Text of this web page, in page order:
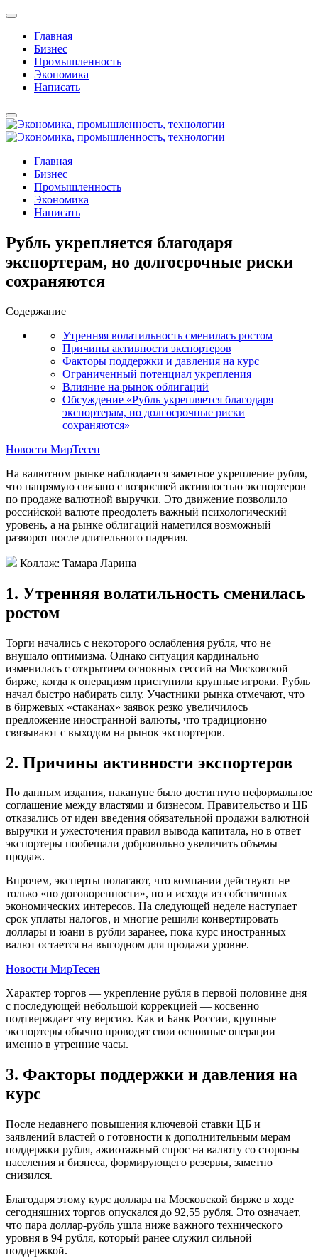
Главная
Бизнес
Промышленность
Экономика
Написать
Главная
Бизнес
Промышленность
Экономика
Написать
Рубль укрепляется благодаря
экспортерам, но долгосрочные риски
сохраняются
Содержание
Утренняя волатильность сменилась ростом
Причины активности экспортеров
Факторы поддержки и давления на курс
Ограниченный потенциал укрепления
Влияние на рынок облигаций
Обсуждение «Рубль укрепляется благодаря
экспортерам, но долгосрочные риски
сохраняются»
Новости МирТесен
На валютном рынке наблюдается заметное укрепление рубля,
что напрямую связано с возросшей активностью экспортеров
по продаже валютной выручки. Это движение позволило
российской валюте преодолеть важный психологический
уровень, а на рынке облигаций наметился возможный
разворот после длительного падения.
Коллаж: Тамара Ларина
1. Утренняя волатильность сменилась
ростом
Торги начались с некоторого ослабления рубля, что не
внушало оптимизма. Однако ситуация кардинально
изменилась с открытием основных сессий на Московской
бирже, когда к операциям приступили крупные игроки. Рубль
начал быстро набирать силу. Участники рынка отмечают, что
в биржевых «стаканах» заявок резко увеличилось
предложение иностранной валюты, что традиционно
связывают с выходом на рынок экспортеров.
2. Причины активности экспортеров
По данным издания, накануне было достигнуто неформальное
соглашение между властями и бизнесом. Правительство и ЦБ
отказались от идеи введения обязательной продажи валютной
выручки и ужесточения правил вывода капитала, но в ответ
экспортеры пообещали добровольно увеличить объемы
продаж.
Впрочем, эксперты полагают, что компании действуют не
только «по договоренности», но и исходя из собственных
экономических интересов. На следующей неделе наступает
срок уплаты налогов, и многие решили конвертировать
доллары и юани в рубли заранее, пока курс иностранных
валют остается на выгодном для продажи уровне.
Новости МирТесен
Характер торгов — укрепление рубля в первой половине дня
с последующей небольшой коррекцией — косвенно
подтверждает эту версию. Как и Банк России, крупные
экспортеры обычно проводят свои основные операции
именно в утренние часы.
3. Факторы поддержки и давления на
курс
После недавнего повышения ключевой ставки ЦБ и
заявлений властей о готовности к дополнительным мерам
поддержки рубля, ажиотажный спрос на валюту со стороны
населения и бизнеса, формирующего резервы, заметно
снизился.
Благодаря этому курс доллара на Московской бирже в ходе
сегодняшних торгов опускался до 92,55 рубля. Это означает,
что пара доллар-рубль ушла ниже важного технического
уровня в 94 рубля, который ранее служил сильной
поддержкой.